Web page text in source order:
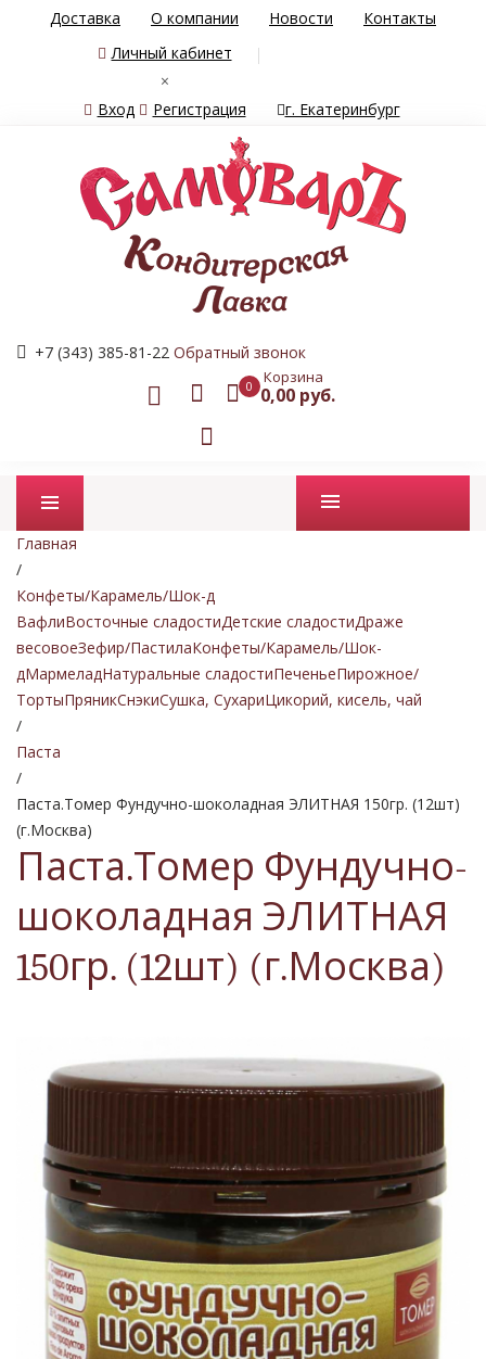
Доставка О компании Новости
Контакты
Личный кабинет
×
Вход
Регистрация г. Екатеринбург
+7 (343) 385-81-22 Обратный звонок
0 Корзина
0,00 руб.
Промо товары
Главная
/
Конфеты/Карамель/Шок-д
ВафлиВосточные сладостиДетские сладостиДраже
весовоеЗефир/ПастилаКонфеты/Карамель/Шок-
дМармеладНатуральные сладостиПеченьеПирожное/
ТортыПряникСнэкиСушка, СухариЦикорий, кисель, чай
/
Паста
/
Паста.Томер Фундучно-шоколадная ЭЛИТНАЯ 150гр. (12шт)
(г.Москва)
Паста.Томер Фундучно-
шоколадная ЭЛИТНАЯ
150гр. (12шт) (г.Москва)